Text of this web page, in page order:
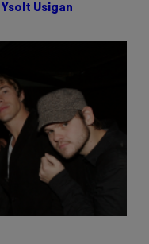
Ysolt Usigan